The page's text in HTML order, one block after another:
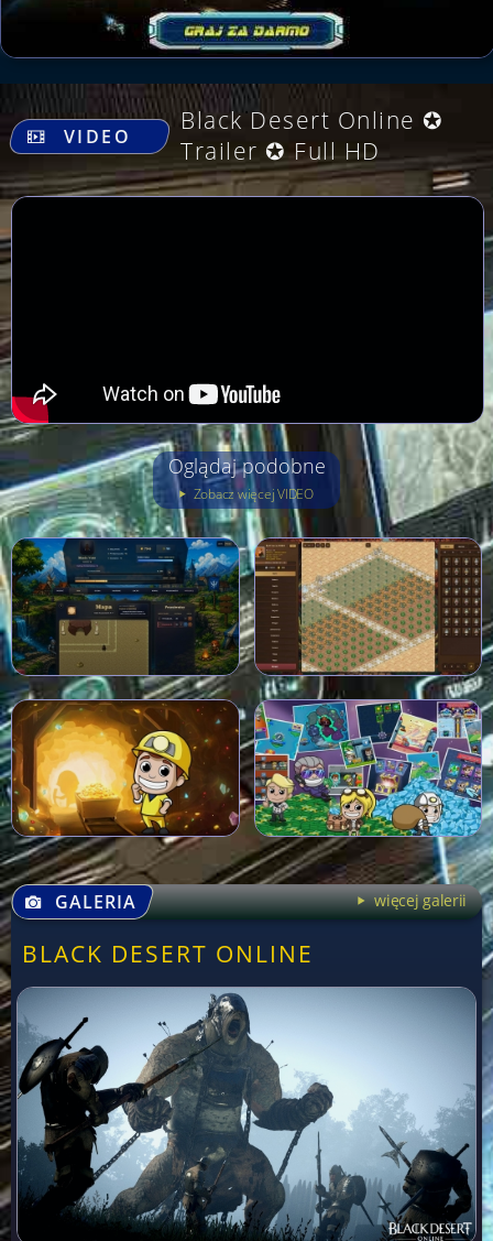
.
VIDEO
Black Desert Online ✪
Trailer ✪ Full HD
Oglądaj podobne
Zobacz więcej VIDEO
GALERIA więcej galerii
BLACK DESERT ONLINE